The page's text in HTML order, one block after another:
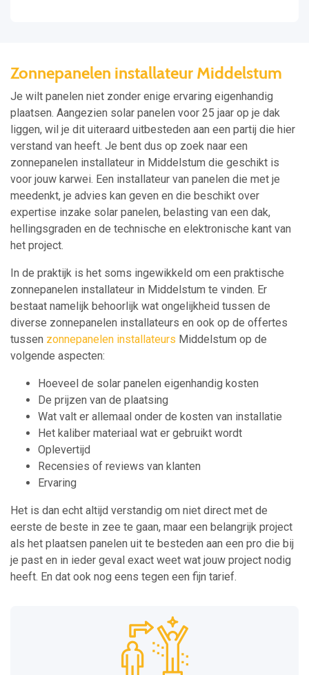
Zonnepanelen installateur Middelstum
Je wilt panelen niet zonder enige ervaring eigenhandig
plaatsen. Aangezien solar panelen voor 25 jaar op je dak
liggen, wil je dit uiteraard uitbesteden aan een partij die hier
verstand van heeft. Je bent dus op zoek naar een
zonnepanelen installateur in Middelstum die geschikt is
voor jouw karwei. Een installateur van panelen die met je
meedenkt, je advies kan geven en die beschikt over
expertise inzake solar panelen, belasting van een dak,
hellingsgraden en de technische en elektronische kant van
het project.
In de praktijk is het soms ingewikkeld om een praktische
zonnepanelen installateur in Middelstum te vinden. Er
bestaat namelijk behoorlijk wat ongelijkheid tussen de
diverse zonnepanelen installateurs en ook op de offertes
tussen zonnepanelen installateurs Middelstum op de
volgende aspecten:
Hoeveel de solar panelen eigenhandig kosten
De prijzen van de plaatsing
Wat valt er allemaal onder de kosten van installatie
Het kaliber materiaal wat er gebruikt wordt
Oplevertijd
Recensies of reviews van klanten
Ervaring
Het is dan echt altijd verstandig om niet direct met de
eerste de beste in zee te gaan, maar een belangrijk project
als het plaatsen panelen uit te besteden aan een pro die bij
je past en in ieder geval exact weet wat jouw project nodig
heeft. En dat ook nog eens tegen een fijn tarief.